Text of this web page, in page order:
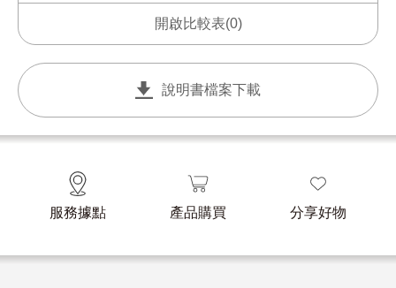
開啟比較表(0)
說明書檔案下載
服務據點 產品購買 分享好物